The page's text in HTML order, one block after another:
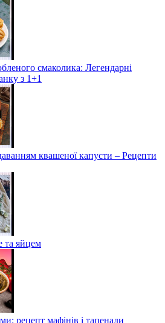
смаколика: Легендарні
з 1+1
квашеної капусти – Рецепти
та яйцем
рецепт мафінів і тапенади